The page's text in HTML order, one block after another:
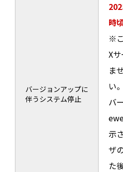
バージョンアップに
伴うシステム停止
時
※
X
ま
い。
バ
示
ザ
た